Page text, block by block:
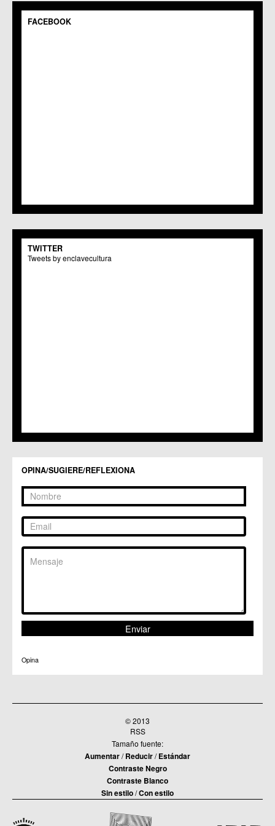
C.M. Gea y Truyols
C.C.S. La Paz
C.M. El Carmen
Centros Culturales
C.C. Puertas de Castilla
C.C. Zarandona
FACEBOOK
TWITTER
Tweets by enclavecultura
OPINA/SUGIERE/REFLEXIONA
Opina
© 2013
RSS
Tamaño fuente:
Aumentar/Reducir/Estándar
Contraste Negro
Contraste Blanco
Sin estilo/Con estilo